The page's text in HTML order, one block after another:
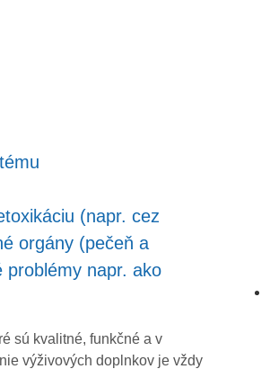
(napr. cez
orgány (pečeň a
napr. ako
sú kvalitné, funkčné a v
výživových doplnkov je vždy